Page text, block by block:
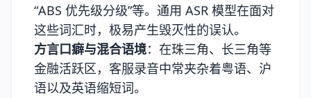
“ABS 优先级分级”等。通用 ASR 模型在面对
这些词汇时，极易产生毁灭性的误认。
方言口癖与混合语境：在珠三角、长三角等
金融活跃区，客服录音中常夹杂着粤语、沪
语以及英语缩短词。